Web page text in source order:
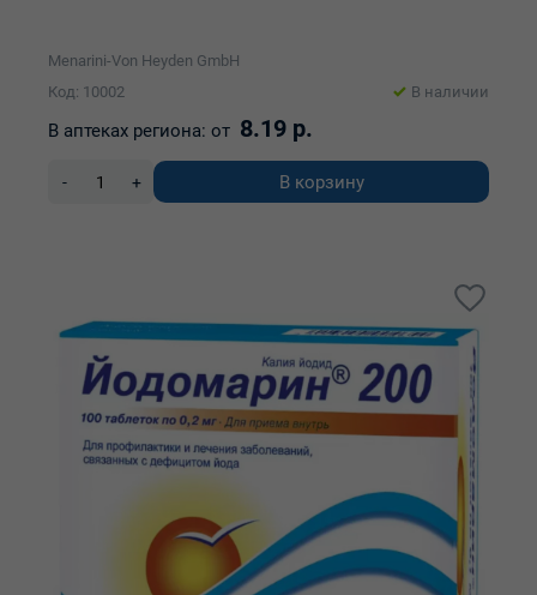
Menarini-Von Heyden GmbH
Код: 10002
В наличии
В аптеках региона: от 8.19 р.
- + В корзину